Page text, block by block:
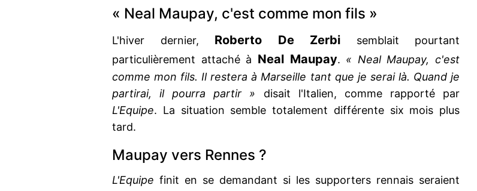
« Neal Maupay, c'est comme mon fils »
L'hiver dernier, Roberto De Zerbi semblait pourtant
particulièrement attaché à Neal Maupay. « Neal Maupay, c'est
comme mon fils. Il restera à Marseille tant que je serai là. Quand je
partirai, il pourra partir » disait l'Italien, comme rapporté par
L'Equipe. La situation semble totalement différente six mois plus
tard.
Maupay vers Rennes ?
L'Equipe finit en se demandant si les supporters rennais seraient